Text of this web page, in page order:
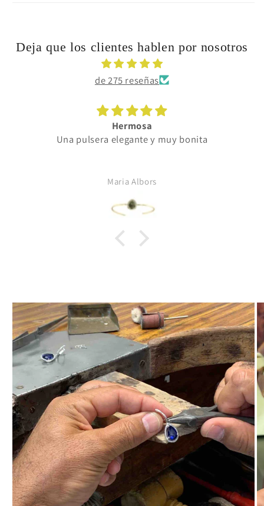
Deja que los clientes hablen por nosotros
de 275 reseñas
Hermosa
Una pulsera elegante y muy bonita
Maria Albors